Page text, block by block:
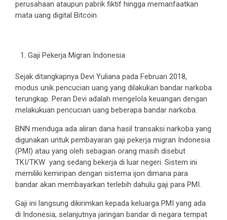
perusahaan ataupun pabrik fiktif hingga memanfaatkan
mata uang digital Bitcoin.
Gaji Pekerja Migran Indonesia
Sejak ditangkapnya Devi Yuliana pada Februari 2018,
modus unik pencucian uang yang dilakukan bandar narkoba
terungkap. Peran Devi adalah mengelola keuangan dengan
melakukuan pencucian uang beberapa bandar narkoba.
BNN menduga ada aliran dana hasil transaksi narkoba yang
digunakan untuk pembayaran gaji pekerja migran Indonesia
(PMI) atau yang oleh sebagian orang masih disebut
TKI/TKW yang sedang bekerja di luar negeri. Sistem ini
memiliki kemiripan dengan sistema ijon dimana para
bandar akan membayarkan terlebih dahulu gaji para PMI.
Gaji ini langsung dikirimkan kepada keluarga PMI yang ada
di Indonesia, selanjutnya jaringan bandar di negara tempat